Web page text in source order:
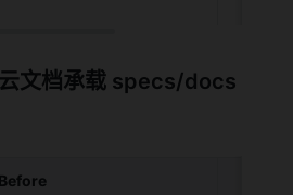
文档承载 specs/docs
Before